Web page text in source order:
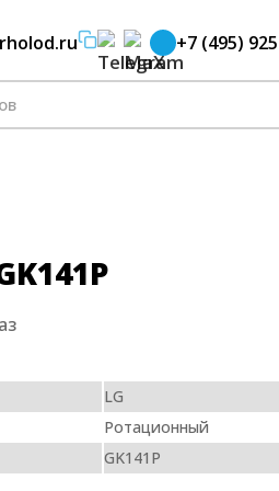
+7 (495)
LG
Ротационный
GK141P